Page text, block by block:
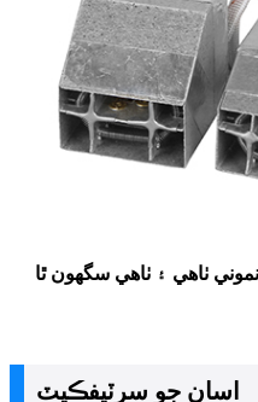
اسان جو سرٽيفڪيٽ